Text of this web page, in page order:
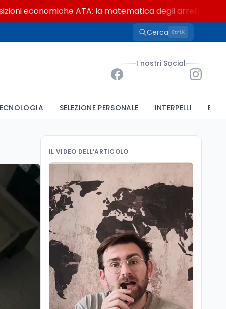
ATA: la matematica degli arretrati fino a
Cerca CtrlK
I nostri Social
SELEZIONE PERSONALE INTERPELLI
IL VIDEO DELL’ARTICOLO